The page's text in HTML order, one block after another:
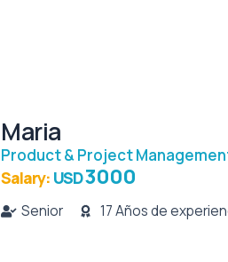
Maria
Product & Project
Salary: USD3000
Senior 17 Años de